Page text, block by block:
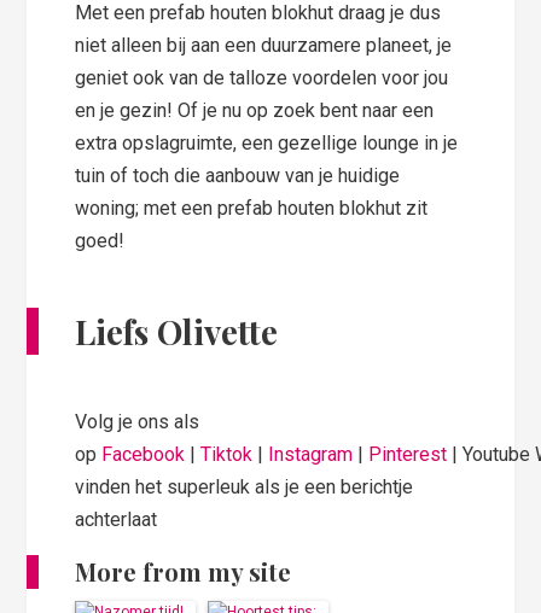
Met een prefab houten blokhut draag je dus
niet alleen bij aan een duurzamere planeet, je
geniet ook van de talloze voordelen voor jou
en je gezin! Of je nu op zoek bent naar een
extra opslagruimte, een gezellige lounge in je
tuin of toch die aanbouw van je huidige
woning; met een prefab houten blokhut zit
goed!
Liefs Olivette
Volg je ons als
op Facebook |Tiktok | Instagram | Pinterest | Youtube
vinden het superleuk als je een berichtje
achterlaat
More from my site